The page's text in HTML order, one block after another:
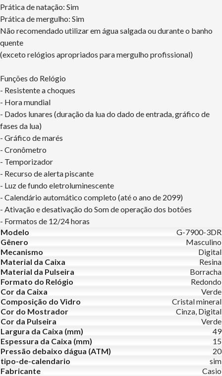
Prática de natação: Sim
Prática de mergulho: Sim
Não recomendado utilizar em água salgada ou durante o banho
quente
(exceto relógios apropriados para mergulho profissional)
Funções do Relógio
- Resistente a choques
- Hora mundial
- Dados lunares (duração da lua do dado de entrada, gráfico de
fases da lua)
- Gráfico de marés
- Cronômetro
- Temporizador
- Recurso de alerta piscante
- Luz de fundo eletroluminescente
- Calendário automático completo (até o ano de 2099)
- Ativação e desativação do Som de operação dos botões
- Formatos de 12/24 horas
Modelo
G-7900-3DR
Gênero
Masculino
Mecanismo
Digital
Material da Caixa
Resina
Material da Pulseira
Borracha
Formato do Relógio
Redondo
Cor da Caixa
Verde
Composição do Vidro
Cristal mineral
Cor do Mostrador
Cinza, Digital
Cor da Pulseira
Verde
Largura da Caixa (mm)
49
Espessura da Caixa (mm)
15
Pressão debaixo dágua (ATM)
20
tipo-de-calendario
sim
Fabricante
Casio